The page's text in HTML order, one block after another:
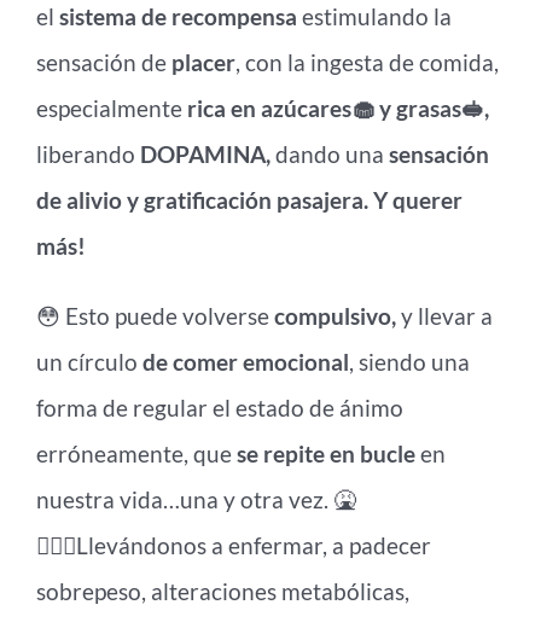
el sistema de recompensa estimulando la
sensación de placer, con la ingesta de comida,
especialmente rica en azúcares🧁 y grasas🥪,
liberando DOPAMINA,dando una sensación
de alivio y gratificación pasajera. Y querer
más!
😳 Esto puede volversecompulsivo,y llevar a
un círculo de comer emocional, siendo una
forma de regular el estado de ánimo
erróneamente, quese repite en bucleen
nuestra vida…una y otra vez. 🤮
👩🏻‍⚕️Llevándonos a enfermar, a padecer
sobrepeso, alteraciones metabólicas,